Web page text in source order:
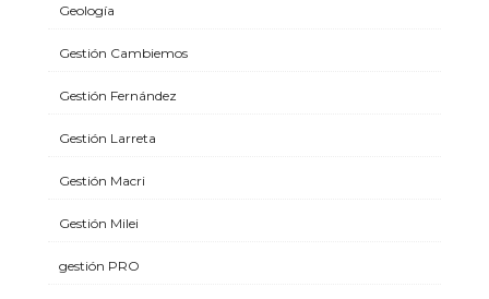
Geología
Gestión Cambiemos
Gestión Fernández
Gestión Larreta
Gestión Macri
Gestión Milei
gestión PRO